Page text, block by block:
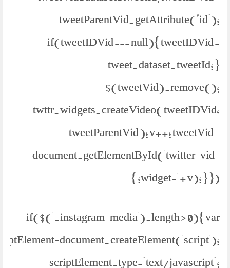
tweetParentVid.getAttribute("id");
if(tweetIDVid === null){ tweetIDVid =
tweet.dataset.tweetId; }
$(tweetVid).remove();
twttr.widgets.createVideo( tweetIDVid,
tweetParentVid ); v++; tweetVid =
document.getElementById('twitter-vid-
widget-' + v); } }); }
if($('.instagram-media').length > 0){ var
scriptElement.type="text/javascript";